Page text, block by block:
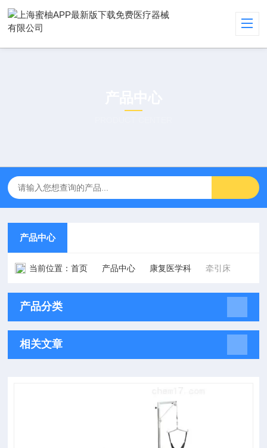
产品中心
当前位置：首页 产品中心 康复医学科 牵引床
产品分类
相关文章